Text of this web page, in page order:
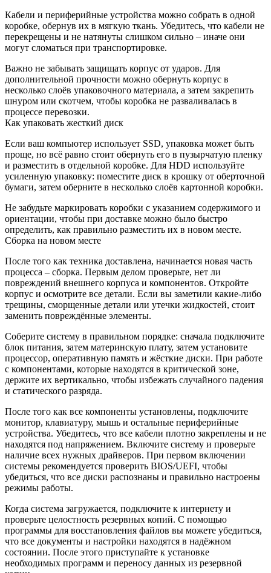
Кабели и периферийные устройства можно собрать в одной
коробке, обернув их в мягкую ткань. Убедитесь, что кабели не
перекрещены и не натянуты слишком сильно – иначе они
могут сломаться при транспортировке.
Важно не забывать защищать корпус от ударов. Для
дополнительной прочности можно обернуть корпус в
несколько слоёв упаковочного материала, а затем закрепить
шнуром или скотчем, чтобы коробка не разваливалась в
процессе перевозки.
Как упаковать жесткий диск
Если ваш компьютер использует SSD, упаковка может быть
проще, но всё равно стоит обернуть его в пузырчатую пленку
и разместить в отдельной коробке. Для HDD используйте
усиленную упаковку: поместите диск в крошку от оберточной
бумаги, затем оберните в несколько слоёв картонной коробки.
Не забудьте маркировать коробки с указанием содержимого и
ориентации, чтобы при доставке можно было быстро
определить, как правильно разместить их в новом месте.
Сборка на новом месте
После того как техника доставлена, начинается новая часть
процесса – сборка. Первым делом проверьте, нет ли
повреждений внешнего корпуса и компонентов. Откройте
корпус и осмотрите все детали. Если вы заметили какие-либо
трещины, сморщенные детали или утечки жидкостей, стоит
заменить повреждённые элементы.
Соберите систему в правильном порядке: сначала подключите
блок питания, затем материнскую плату, затем установите
процессор, оперативную память и жёсткие диски. При работе
с компонентами, которые находятся в критической зоне,
держите их вертикально, чтобы избежать случайного падения
и статического разряда.
После того как все компоненты установлены, подключите
монитор, клавиатуру, мышь и остальные периферийные
устройства. Убедитесь, что все кабели плотно закреплены и не
находятся под напряжением. Включите систему и проверьте
наличие всех нужных драйверов. При первом включении
системы рекомендуется проверить BIOS/UEFI, чтобы
убедиться, что все диски распознаны и правильно настроены
режимы работы.
Когда система загружается, подключите к интернету и
проверьте целостность резервных копий. С помощью
программы для восстановления файлов вы можете убедиться,
что все документы и настройки находятся в надёжном
состоянии. После этого приступайте к установке
необходимых программ и переносу данных из резервной